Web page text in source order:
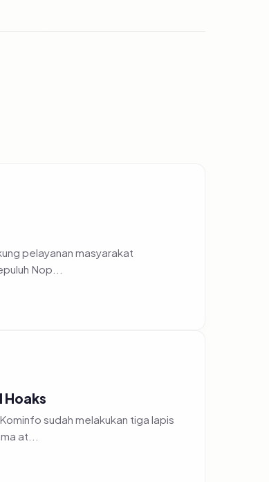
pelayanan masyarakat
Nop...
Hoaks
sudah melakukan tiga lapis
at...